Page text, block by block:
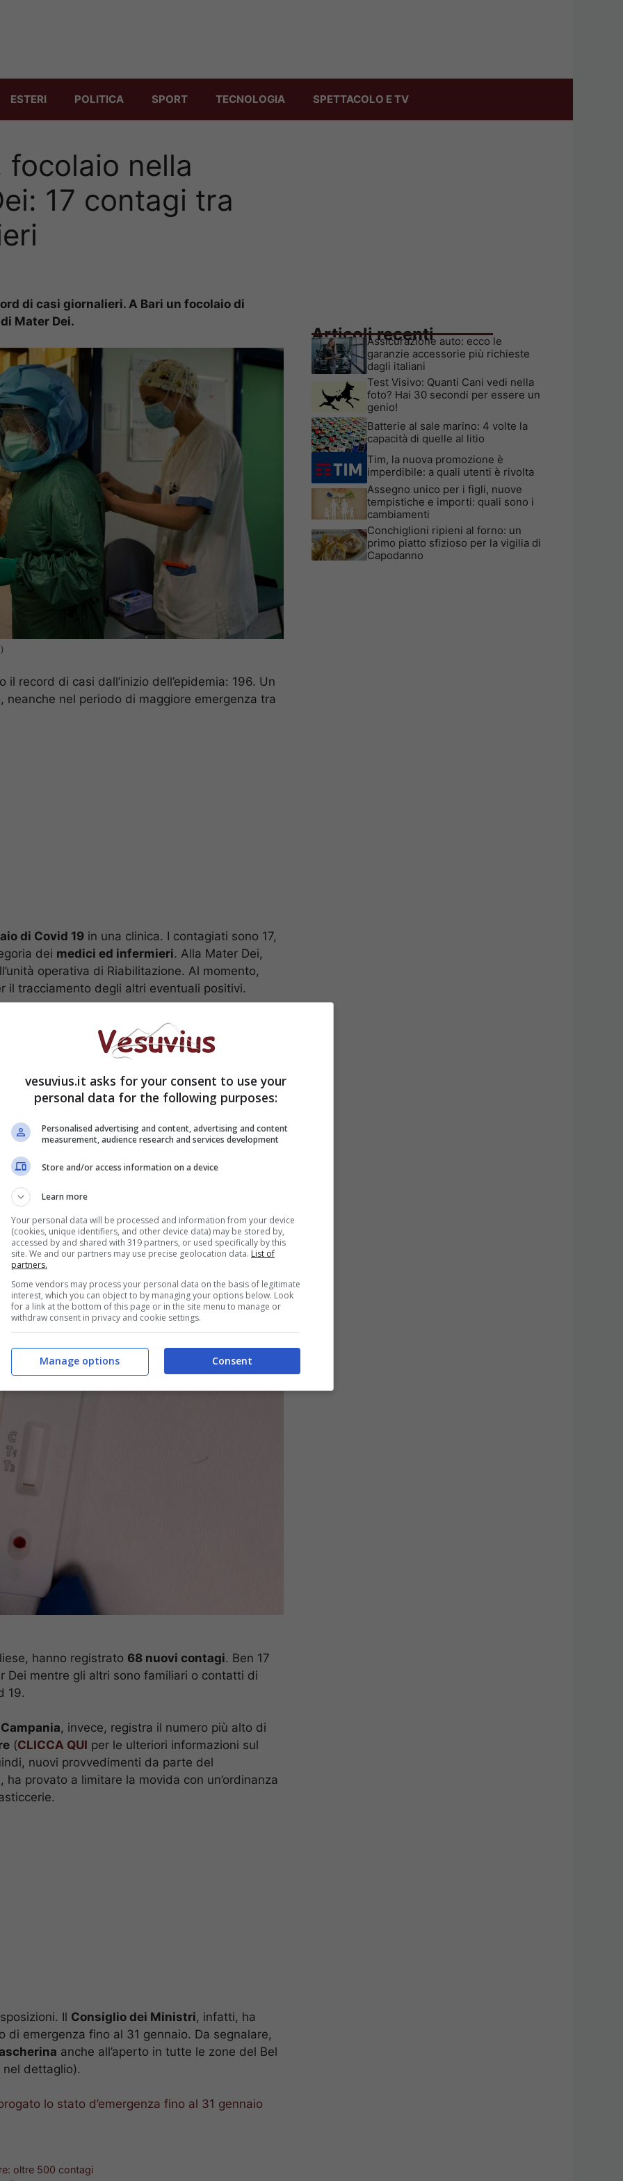
ESTERI POLITICA SPORT TECNOLOGIA SPETTACOLO E TV
focolaio nella
17 contagi tra
di casi giornalieri. A Bari un focolaio di
Mater Dei.
record di casi dall’inizio dell’epidemia: 196. Un
nel periodo di maggiore emergenza tra
di Covid 19 in una clinica. I contagiati sono 17,
dei medici ed infermieri. Alla Mater Dei,
operativa di Riabilitazione. Al momento,
il tracciamento degli altri eventuali positivi.
il bollettino del 7 ottobre: oltre 3500
nella clinica
hanno registrato 68 nuovi contagi. Ben 17
mentre gli altri sono familiari o contatti di
19.
Campania, invece, registra il numero più alto di
(CLICCA QUI per le ulteriori informazioni sul
nuovi provvedimenti da parte del
provato a limitare la movida con un’ordinanza
Il Consiglio dei Ministri, infatti, ha
emergenza fino al 31 gennaio. Da segnalare,
anche all’aperto in tutte le zone del Bel
nel dettaglio).
lo stato d’emergenza fino al 31 gennaio
oltre 500 contagi
Articoli recenti
Assicurazione auto: ecco le
garanzie accessorie più richieste
dagli italiani
Test Visivo: Quanti Cani vedi nella
foto? Hai 30 secondi per essere un
genio!
Batterie al sale marino: 4 volte la
capacità di quelle al litio
Tim, la nuova promozione è
imperdibile: a quali utenti è rivolta
Assegno unico per i figli, nuove
tempistiche e importi: quali sono i
cambiamenti
Conchiglioni ripieni al forno: un
primo piatto sfizioso per la vigilia di
Capodanno
vesuvius.it asks for your consent to use your
personal data for the following purposes:
Personalised advertising and content, advertising and content
measurement, audience research and services development
Store and/or access information on a device
Learn more
Your personal data will be processed and information from your device
(cookies, unique identifiers, and other device data) may be stored by,
accessed by and shared with 319 partners, or used specifically by this
site. We and our partners may use precise geolocation data. List of
partners.
Some vendors may process your personal data on the basis of legitimate
interest, which you can object to by managing your options below. Look
for a link at the bottom of this page or in the site menu to manage or
withdraw consent in privacy and cookie settings.
Consent
Manage options